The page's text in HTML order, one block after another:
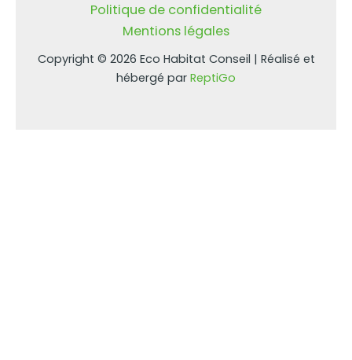
Politique de confidentialité
Mentions légales
Copyright © 2026 Eco Habitat Conseil | Réalisé et
hébergé par ReptiGo